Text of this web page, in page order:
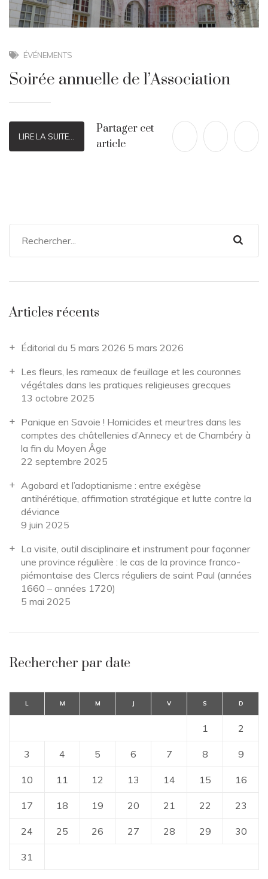
ÉVÉNEMENTS
Soirée annuelle de l’Association
LIRE LA SUITE...
Partager cet
article
Articles récents
Éditorial du 5 mars 2026 5 mars 2026
Les fleurs, les rameaux de feuillage et les couronnes
végétales dans les pratiques religieuses grecques
13 octobre 2025
Panique en Savoie ! Homicides et meurtres dans les
comptes des châtellenies d’Annecy et de Chambéry à
la fin du Moyen Âge
22 septembre 2025
Agobard et l’adoptianisme : entre exégèse
antihérétique, affirmation stratégique et lutte contre la
déviance
9 juin 2025
La visite, outil disciplinaire et instrument pour façonner
une province régulière : le cas de la province franco-
piémontaise des Clercs réguliers de saint Paul (années
1660 – années 1720)
5 mai 2025
Rechercher par date
L M M J V S D
1 2
3 4 5 6 7 8 9
10 11 12 13 14 15 16
17 18 19 20 21 22 23
24 25 26 27 28 29 30
31